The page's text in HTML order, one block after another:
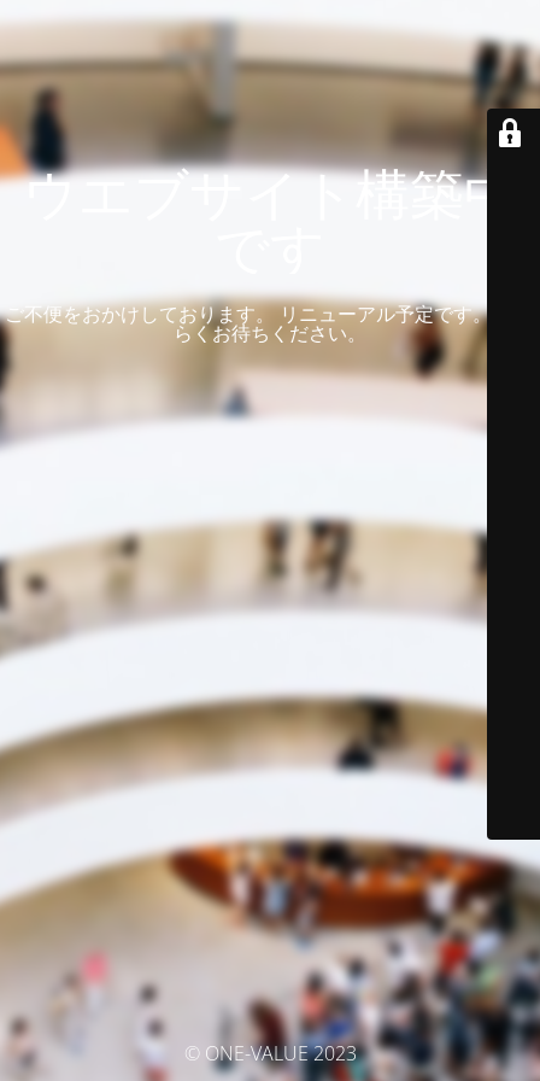
ウエブサイト構築中
ご不便をおかけしております。 リニューアル予定です。 しば
らくお待ちください。
© ONE-VALUE 2023